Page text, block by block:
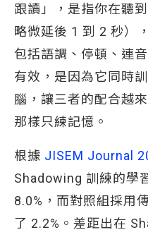
跟讀」，是指你在聽
略微延後 1 到 2 秒）
包括語調、停頓、連
有效，是因為它同時
腦，讓三者的配合越
那樣只練記憶。
根據 JISEM Journal
Shadowing 訓練的學
8.0%，而對照組採用
了 2.2%。差距出在